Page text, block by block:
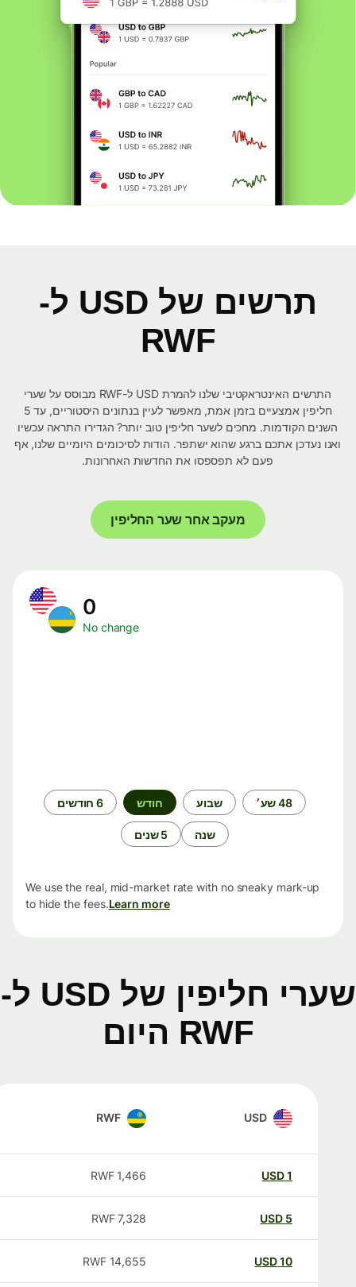
תרשים של USD ל-
RWF
התרשים האינטראקטיבי שלנו להמרת USD ל-RWF מבוסס על שערי
חליפין אמצעיים בזמן אמת, מאפשר לעיין בנתונים היסטוריים, עד 5
השנים הקודמות. מחכים לשער חליפין טוב יותר? הגדירו התראה עכשיו
ואנו נעדכן אתכם ברגע שהוא ישתפר. הודות לסיכומים היומיים שלנו, אף
פעם לא תפספסו את החדשות האחרונות.
מעקב אחר שער החליפין
No change
48 שע׳ שבוע חודש 6 חודשים
שנה 5 שנים
We use the real, mid-market rate with no sneaky mark-up
to hide the fees.Learn more
שערי חליפין של USD ל-
RWF היום
USD
RWF
USD
1,466
RWF
USD
7,328
RWF
USD
14,655
RWF